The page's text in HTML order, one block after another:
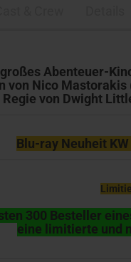
Abenteuer-
von Nico Mastorakis
von Dwight
Blu-ray Neuheit
300 Besteller
eine limitierte und